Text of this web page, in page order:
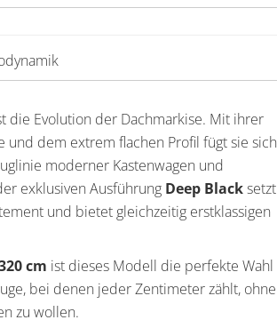
die Evolution der Dachmarkise. Mit ihrer
und dem extrem flachen Profil fügt sie sich
moderner Kastenwagen und
exklusiven Ausführung Deep Blacksetzt
und bietet gleichzeitig erstklassigen
cm ist dieses Modell die perfekte Wahl
bei denen jeder Zentimeter zählt, ohne
zu wollen.